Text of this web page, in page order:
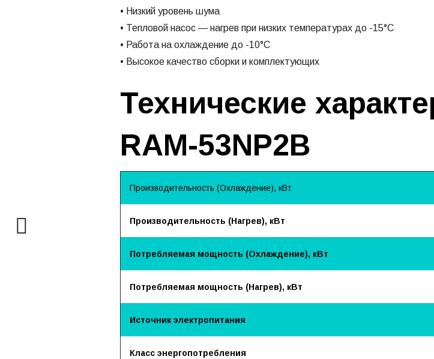
• Низкий уровень шума
• Тепловой насос — нагрев при низких температурах до -15°С
• Работа на охлаждение до -10°С
• Высокое качество сборки и комплектующих
Технические
RAM-53NP2B
Производительность (Охлаждение), кВт
Производительность (Нагрев), кВт
Потребляемая мощность (Охлаждение), кВт
Потребляемая мощность (Нагрев), кВт
Источник электропитания
Класс энергопотребления